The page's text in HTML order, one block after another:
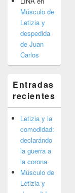
Músculo de
Letizia y
despedida
de Juan
Carlos
Entradas
recientes
Letizia y la
comodidad:
declarándo
la guerra a
la corona
Músculo de
Letizia y